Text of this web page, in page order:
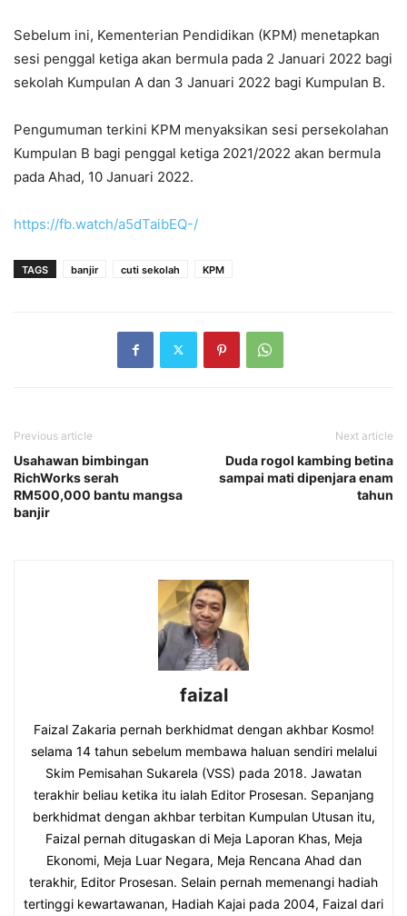
Sebelum ini, Kementerian Pendidikan (KPM) menetapkan
sesi penggal ketiga akan bermula pada 2 Januari 2022 bagi
sekolah Kumpulan A dan 3 Januari 2022 bagi Kumpulan B.
Pengumuman terkini KPM menyaksikan sesi persekolahan
Kumpulan B bagi penggal ketiga 2021/2022 akan bermula
pada Ahad, 10 Januari 2022.
https://fb.watch/a5dTaibEQ-/
TAGS banjir cuti sekolah KPM
Previous article
Usahawan bimbingan
RichWorks serah
RM500,000 bantu mangsa
banjir
Next article
Duda rogol kambing betina
sampai mati dipenjara enam
tahun
faizal
Faizal Zakaria pernah berkhidmat dengan akhbar Kosmo!
selama 14 tahun sebelum membawa haluan sendiri melalui
Skim Pemisahan Sukarela (VSS) pada 2018. Jawatan
terakhir beliau ketika itu ialah Editor Prosesan. Sepanjang
berkhidmat dengan akhbar terbitan Kumpulan Utusan itu,
Faizal pernah ditugaskan di Meja Laporan Khas, Meja
Ekonomi, Meja Luar Negara, Meja Rencana Ahad dan
terakhir, Editor Prosesan. Selain pernah memenangi hadiah
tertinggi kewartawanan, Hadiah Kajai pada 2004, Faizal dari